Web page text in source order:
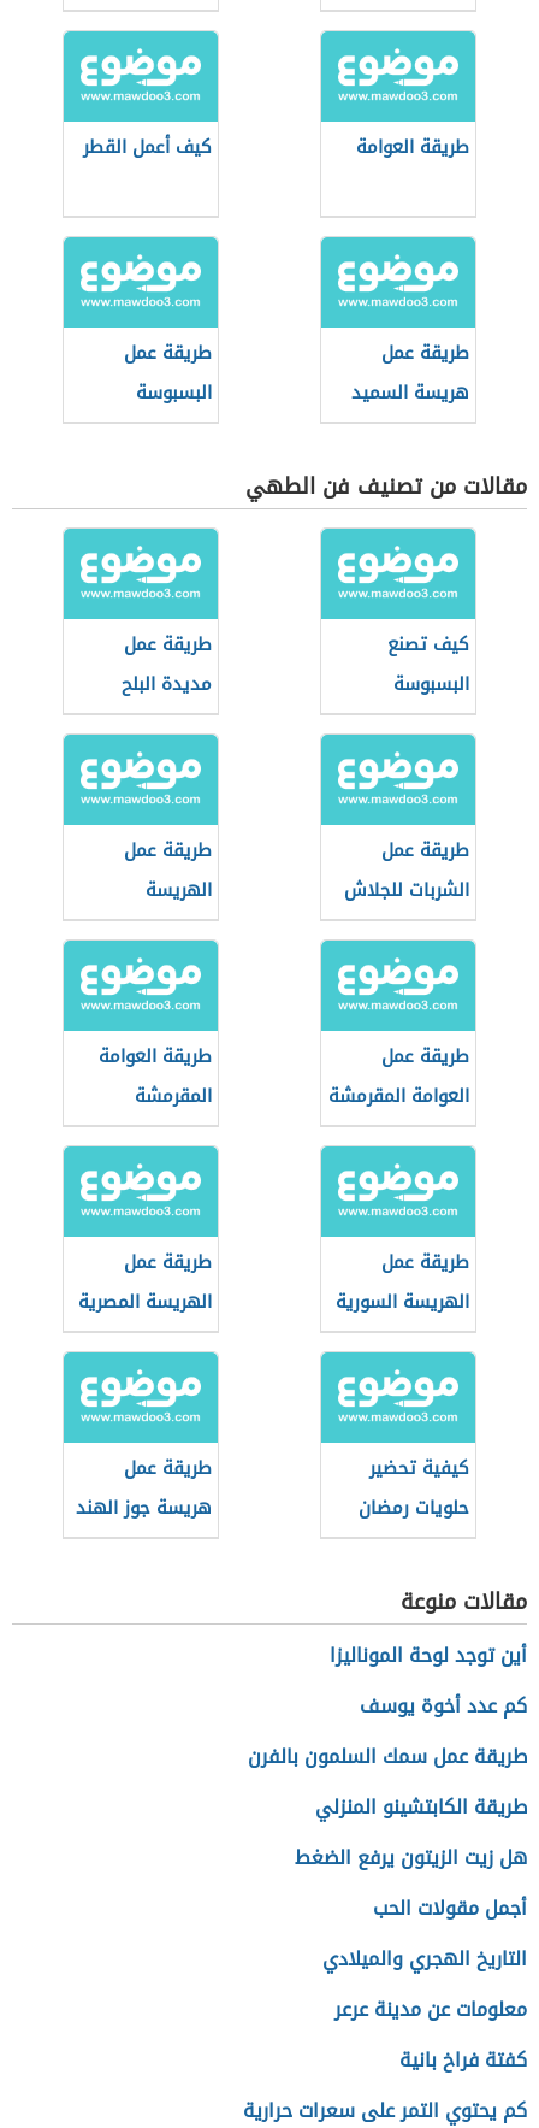
ومضمونة
طريقة العوامة كيف أعمل القطر
طريقة عمل
هريسة السميد
طريقة عمل
البسبوسة
بالسميد
مقالات من تصنيف فن الطهي
كيف تصنع
البسبوسة
طريقة عمل
مديدة البلح
طريقة عمل
الشربات للجلاش
طريقة عمل
الهريسة
الدمياطي
طريقة عمل
العوامة المقرمشة
طريقة العوامة
المقرمشة
طريقة عمل
الهريسة السورية
طريقة عمل
الهريسة المصرية
كيفية تحضير
حلويات رمضان
طريقة عمل
هريسة جوز الهند
بدون بيض
مقالات منوعة
أين توجد لوحة الموناليزا
كم عدد أخوة يوسف
طريقة عمل سمك السلمون بالفرن
طريقة الكابتشينو المنزلي
هل زيت الزيتون يرفع الضغط
أجمل مقولات الحب
التاريخ الهجري والميلادي
معلومات عن مدينة عرعر
كفتة فراخ بانية
كم يحتوي التمر على سعرات حرارية